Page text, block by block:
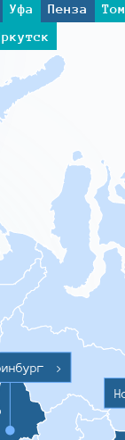
Уфа Пенза
>